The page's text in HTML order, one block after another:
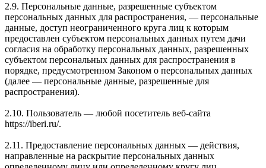
2.9. Персональные данные, разрешенные субъектом
персональных данных для распространения, — персональные
данные, доступ неограниченного круга лиц к которым
предоставлен субъектом персональных данных путем дачи
согласия на обработку персональных данных, разрешенных
субъектом персональных данных для распространения в
порядке, предусмотренном Законом о персональных данных
(далее — персональные данные, разрешенные для
распространения).
2.10. Пользователь — любой посетитель веб-сайта
https://iberi.ru/.
2.11. Предоставление персональных данных — действия,
направленные на раскрытие персональных данных